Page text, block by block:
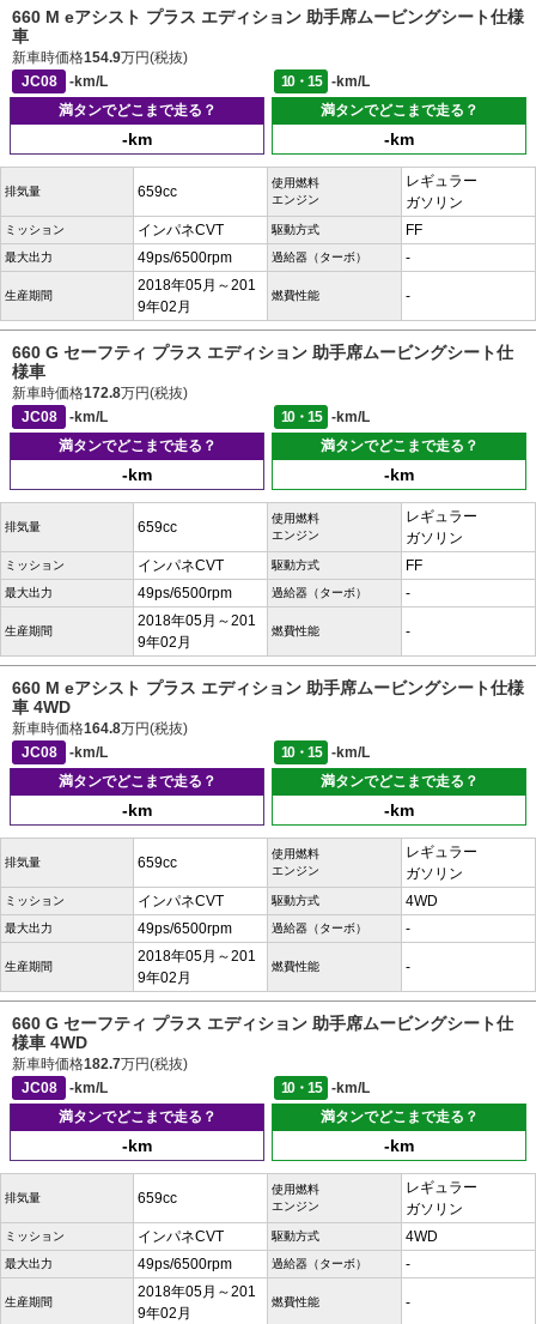
660 M eアシスト プラス エディション 助手席ムービングシート仕様
車
新車時価格154.9万円(税抜)
JC08
-km/L 10・15
-km/L
満タンでどこまで走る？
-km
満タンでどこまで走る？
-km
排気量 659cc
使用燃料
エンジン
レギュラー
ガソリン
ミッション インパネCVT 駆動方式 FF
最大出力 49ps/6500rpm 過給器（ターボ） -
生産期間
2018年05月～201
9年02月
燃費性能 -
660 G セーフティ プラス エディション 助手席ムービングシート仕
様車
新車時価格172.8万円(税抜)
JC08
-km/L 10・15
-km/L
満タンでどこまで走る？
-km
満タンでどこまで走る？
-km
排気量 659cc
使用燃料
エンジン
レギュラー
ガソリン
ミッション インパネCVT 駆動方式 FF
最大出力 49ps/6500rpm 過給器（ターボ） -
生産期間
2018年05月～201
9年02月
燃費性能 -
660 M eアシスト プラス エディション 助手席ムービングシート仕様
車 4WD
新車時価格164.8万円(税抜)
JC08
-km/L 10・15
-km/L
満タンでどこまで走る？
-km
満タンでどこまで走る？
-km
排気量 659cc
使用燃料
エンジン
レギュラー
ガソリン
ミッション インパネCVT 駆動方式 4WD
最大出力 49ps/6500rpm 過給器（ターボ） -
生産期間
2018年05月～201
9年02月
燃費性能 -
660 G セーフティ プラス エディション 助手席ムービングシート仕
様車 4WD
新車時価格182.7万円(税抜)
JC08
-km/L 10・15
-km/L
満タンでどこまで走る？
-km
満タンでどこまで走る？
-km
排気量 659cc
使用燃料
エンジン
レギュラー
ガソリン
ミッション インパネCVT 駆動方式 4WD
最大出力 49ps/6500rpm 過給器（ターボ） -
生産期間
2018年05月～201
9年02月
燃費性能 -